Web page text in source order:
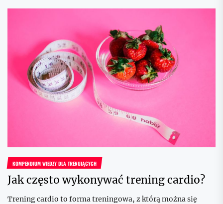
KOMPENDIUM WIEDZY DLA TRENUJĄCYCH
Jak często wykonywać trening cardio?
Trening cardio to forma treningowa, z którą można się